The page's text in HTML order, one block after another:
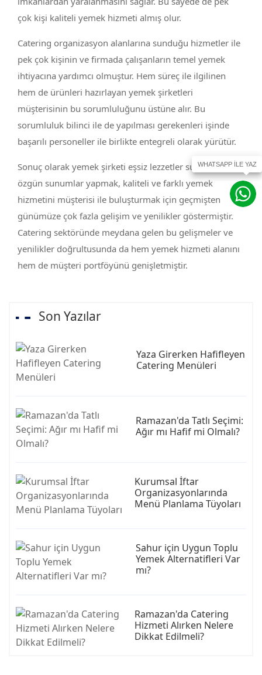
çok kişi kaliteli yemek hizmeti almış olur.
Catering organizasyon alanlarına sunduğu hizmetler ile
pek çok kişinin ve firmada çalışanların temel yemek
ihtiyacına yardımcı olmuştur. Hem süreç ile ilgilinen
hem de ürünleri hazırlayan yemek şirketleri
müşterisinin bu sorumluluğunu üstüne alır. Bu
sorumluluk bilinci ile de yapılması gerekenleri işinde
başarılı personeller ile birlikte entegreli olarak yürütür.
Sonuç olarak yemek şirketi eşsiz lezzetler sunmak,
özgün sunumlar yapmak, kaliteli ve farklı yemek
hizmetini müşterisi ile buluşturmak için geçmişten
günümüze çok fazla gelişim ve yenilikler göstermiştir.
Catering sektöründe meydana gelen bu gelişmeler ve
yenilikler doğrultusunda da hem yemek hizmeti alanını
hem de müşteri portföyünü genişletmiştir.
Son Yazılar
Yaza Girerken Hafifleyen
Catering Menüleri
Ramazan'da Tatlı Seçimi:
Ağır mı Hafif mi Olmalı?
Kurumsal İftar
Organizasyonlarında
Menü Planlama Tüyoları
Sahur için Uygun Toplu
Yemek Alternatifleri Var
mı?
Ramazan'da Catering
Hizmeti Alırken Nelere
Dikkat Edilmeli?